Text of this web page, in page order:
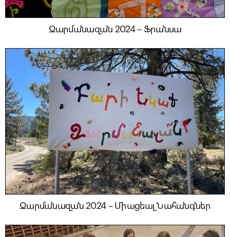
Զարմանազան 2024 – Ֆրանսա
Զարմանազան 2024 – Միացեալ Նահանգներ